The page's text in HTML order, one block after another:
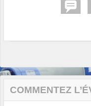
COMMENTEZ